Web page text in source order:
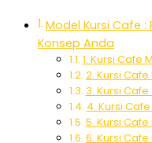
Model Kursi Cafe
Konsep Anda
1. Kursi Cafe
2. Kursi
3. Kursi
4. Kursi
5. Kursi
6. Kursi